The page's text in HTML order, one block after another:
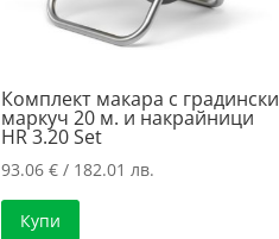
Комплект макара с градински
маркуч 20 м. и накрайници
HR 3.20 Set
93.06€ / 182.01 лв.
Купи